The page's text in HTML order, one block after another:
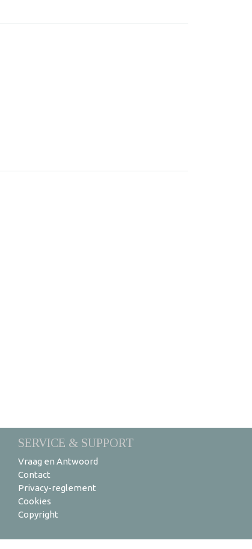
SERVICE & SUPPORT
Vraag en Antwoord
Contact
Privacy-reglement
Cookies
Copyright